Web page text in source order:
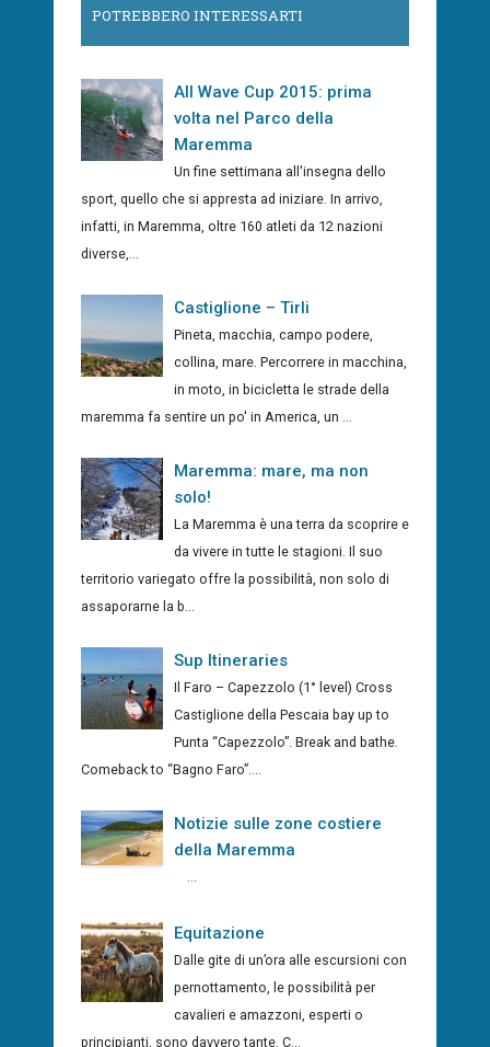
POTREBBERO INTERESSARTI
All Wave Cup 2015: prima
volta nel Parco della
Maremma
Un fine settimana all'insegna dello
sport, quello che si appresta ad iniziare. In arrivo,
infatti, in Maremma, oltre 160 atleti da 12 nazioni
diverse,...
Castiglione – Tirli
Pineta, macchia, campo podere,
collina, mare. Percorrere in macchina,
in moto, in bicicletta le strade della
maremma fa sentire un po' in America, un ...
Maremma: mare, ma non
solo!
La Maremma è una terra da scoprire e
da vivere in tutte le stagioni. Il suo
territorio variegato offre la possibilità, non solo di
assaporarne la b...
Sup Itineraries
Il Faro – Capezzolo (1° level) Cross
Castiglione della Pescaia bay up to
Punta “Capezzolo”. Break and bathe.
Comeback to “Bagno Faro”....
Notizie sulle zone costiere
della Maremma
Equitazione
Dalle gite di un’ora alle escursioni con
pernottamento, le possibilità per
cavalieri e amazzoni, esperti o
principianti, sono davvero tante. C...